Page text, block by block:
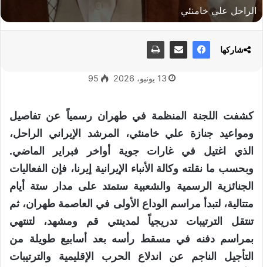
الراحل علي خامنئي
13 يونيو، 2026 95
كشفت اللجنة المنظمة في طهران رسمياً عن تفاصيل
ومواعيد جنازة علي خامنئي، المرشد الإيراني الراحل،
الذي اغتيل في غارات جوية أواخر فبراير الماضي.
وبحسب ما نقلته وكالة الأنباء الإيرانية إيرنا، فإن الفعاليات
الجنائزية الرسمية والشعبية ستمتد على مدار ستة أيام
متتالية، لتبدأ مراسم الوداع الأولى في العاصمة طهران، ثم
تنتقل الترتيبات تدريجياً لمدينتي قم ومشهد، لتنتهي
بمراسم دفنه في مسقط رأسه بعد أسابيع طويلة من
التأجيل الناجم عن اندلاع الحرب الإقليمية والترتيبات
شاركها